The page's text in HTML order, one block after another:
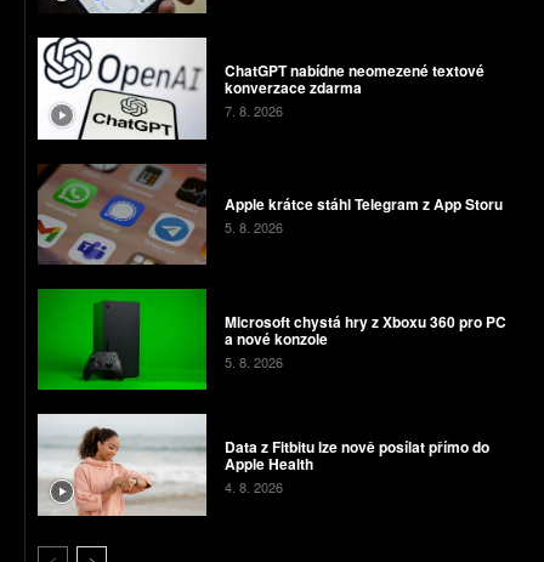
ChatGPT nabídne neomezené textové
konverzace zdarma
7. 8. 2026
Apple krátce stáhl Telegram z App Storu
5. 8. 2026
Microsoft chystá hry z Xboxu 360 pro PC
a nové konzole
5. 8. 2026
Data z Fitbitu lze nově posílat přímo do
Apple Health
4. 8. 2026